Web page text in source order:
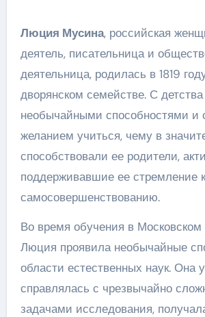
Люция Мусина, российская
деятель, писательница и
деятельница, родилась в 1819
дворянском семействе. С
необычайными способностями и
желанием учиться, чему в
способствовали ее родители,
поддерживавшие ее стремление
самосовершенствованию.
Во время обучения в Московском
Люция проявила необычайные
области естественных наук. Она
справлялась с чрезвычайно
задачами исследования,